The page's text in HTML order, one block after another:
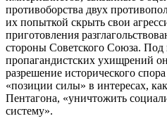
противоборства двух
их попыткой скрыть свои
приготовления
стороны Советского Союза.
пропагандистских ухищрений
разрешение исторического
«позиции силы» в интересах,
Пентагона, «уничтожить
систему».